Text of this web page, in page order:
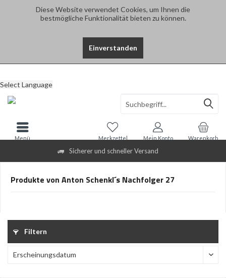
Diese Website verwendet Cookies, um Ihnen die
bestmögliche Funktionalität bieten zu können.
Einverstanden
Sicherer und schneller Versand
Select Language
Warenkorb
Merkzettel Mein Konto
Menü
Produkte von Anton Schenkl´s Nachfolger 27
Filtern